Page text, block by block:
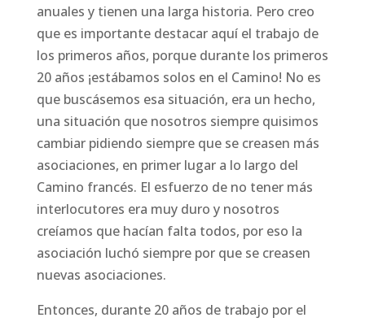
anuales y tienen una larga historia. Pero creo
que es importante destacar aquí el trabajo de
los primeros años, porque durante los primeros
20 años ¡estábamos solos en el Camino! No es
que buscásemos esa situación, era un hecho,
una situación que nosotros siempre quisimos
cambiar pidiendo siempre que se creasen más
asociaciones, en primer lugar a lo largo del
Camino francés. El esfuerzo de no tener más
interlocutores era muy duro y nosotros
creíamos que hacían falta todos, por eso la
asociación luchó siempre por que se creasen
nuevas asociaciones.
Entonces, durante 20 años de trabajo por el